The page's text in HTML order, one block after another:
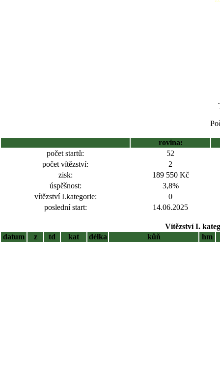
rovina:
počet startů:
52
počet vítězství:
2
zisk:
189 550 Kč
úspěšnost:
3,8%
vítězství I.kategorie:
0
poslední start:
14.06.2025
Vítězství I.
datum
z td kat délka kůň hm